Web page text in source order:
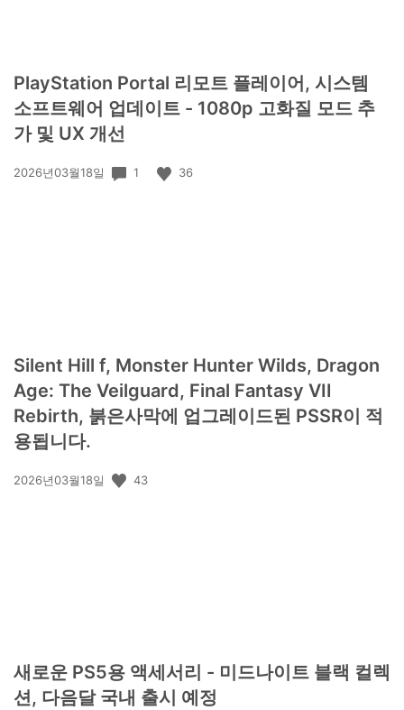
PlayStation Portal 리모트 플레이어, 시스템
소프트웨어 업데이트 - 1080p 고화질 모드 추
가 및 UX 개선
공
2026년03월18일 1 36
Silent Hill f, Monster Hunter Wilds, Dragon
Age: The Veilguard, Final Fantasy VII
Rebirth, 붉은사막에 업그레이드된 PSSR이 적
용됩니다.
공
2026년03월18일 43
새로운 PS5용 액세서리 - 미드나이트 블랙 컬렉
션, 다음달 국내 출시 예정